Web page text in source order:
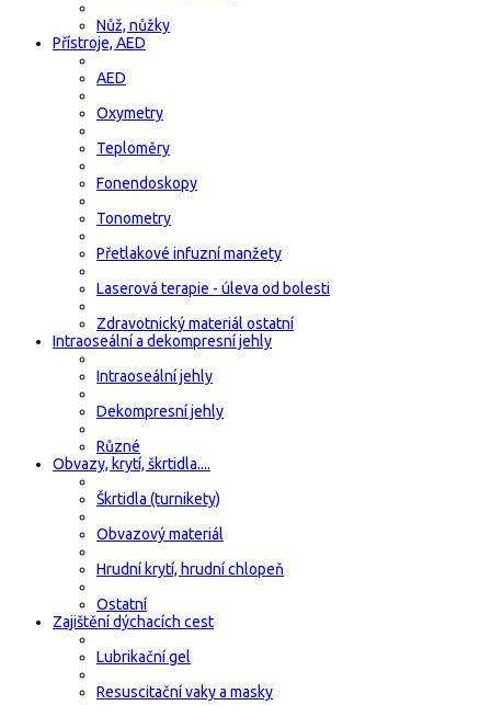
Nůž, nůžky
Přístroje, AED
AED
Oxymetry
Teploměry
Fonendoskopy
Tonometry
Přetlakové infuzní manžety
Laserová terapie - úleva od bolesti
Zdravotnický materiál ostatní
Intraoseální a dekompresní jehly
Intraoseální jehly
Dekompresní jehly
Různé
Obvazy, krytí, škrtidla....
Škrtidla (turnikety)
Obvazový materiál
Hrudní krytí, hrudní chlopeň
Ostatní
Zajištění dýchacích cest
Lubrikační gel
Resuscitační vaky a masky